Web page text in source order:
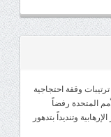
وقفة احتجاجية
المتحدة رفضاً
وتنديداً بتدهور